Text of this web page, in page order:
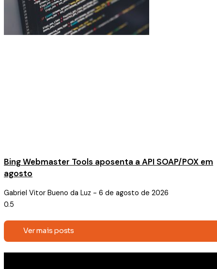
Bing Webmaster Tools aposenta a API SOAP/POX em
agosto
Gabriel Vitor Bueno da Luz 6 de agosto de 2026
Ver mais posts